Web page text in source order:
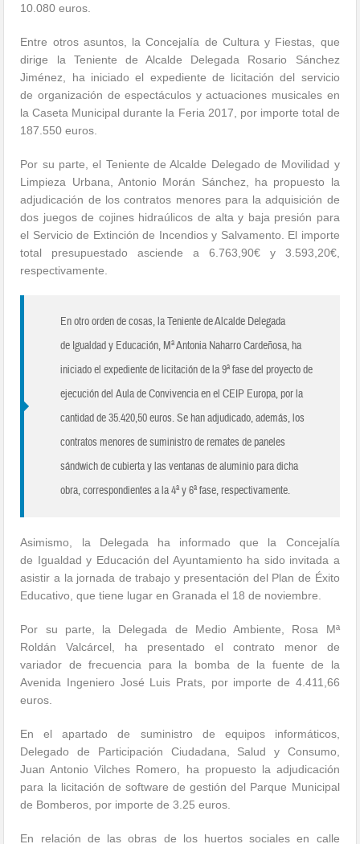
10.080 euros.
Entre otros asuntos, la Concejalía de Cultura y Fiestas, que
dirige la Teniente de Alcalde Delegada Rosario Sánchez
Jiménez, ha iniciado el expediente de licitación del servicio
de organización de espectáculos y actuaciones musicales en
la Caseta Municipal durante la Feria 2017, por importe total de
187.550 euros.
Por su parte, el Teniente de Alcalde Delegado de Movilidad y
Limpieza Urbana, Antonio Morán Sánchez, ha propuesto la
adjudicación de los contratos menores para la adquisición de
dos juegos de cojines hidraúlicos de alta y baja presión para
el Servicio de Extinción de Incendios y Salvamento. El importe
total presupuestado asciende a 6.763,90€ y 3.593,20€,
respectivamente.
En otro orden de cosas, la Teniente de Alcalde Delegada
de Igualdad y Educación, Mª Antonia Naharro Cardeñosa, ha
iniciado el expediente de licitación de la 9ª fase del proyecto de
ejecución del Aula de Convivencia en el CEIP Europa, por la
cantidad de 35.420,50 euros. Se han adjudicado, además, los
contratos menores de suministro de remates de paneles
sándwich de cubierta y las ventanas de aluminio para dicha
obra, correspondientes a la 4ª y 6ª fase, respectivamente.
Asimismo, la Delegada ha informado que la Concejalía
de Igualdad y Educación del Ayuntamiento ha sido invitada a
asistir a la jornada de trabajo y presentación del Plan de Éxito
Educativo, que tiene lugar en Granada el 18 de noviembre.
Por su parte, la Delegada de Medio Ambiente, Rosa Mª
Roldán Valcárcel, ha presentado el contrato menor de
variador de frecuencia para la bomba de la fuente de la
Avenida Ingeniero José Luis Prats, por importe de 4.411,66
euros.
En el apartado de suministro de equipos informáticos,
Delegado de Participación Ciudadana, Salud y Consumo,
Juan Antonio Vilches Romero, ha propuesto la adjudicación
para la licitación de software de gestión del Parque Municipal
de Bomberos, por importe de 3.25 euros.
En relación de las obras de los huertos sociales en calle